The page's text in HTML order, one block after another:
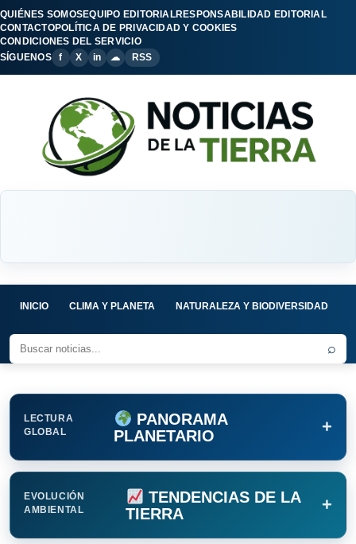
QUIÉNES SOMOSEQUIPO EDITORIALRESPONSABILIDAD EDITORIAL
CONTACTOPOLÍTICA DE PRIVACIDAD Y COOKIES
CONDICIONES DEL SERVICIO
SÍGUENOS
f X in ☁ RSS
INICIO CLIMA Y PLANETA NATURALEZA Y BIODIVERSIDAD
⌕
LECTURA
GLOBAL
PANORAMA
PLANETARIO
+
EVOLUCIÓN
AMBIENTAL
TENDENCIAS DE LA
TIERRA
+